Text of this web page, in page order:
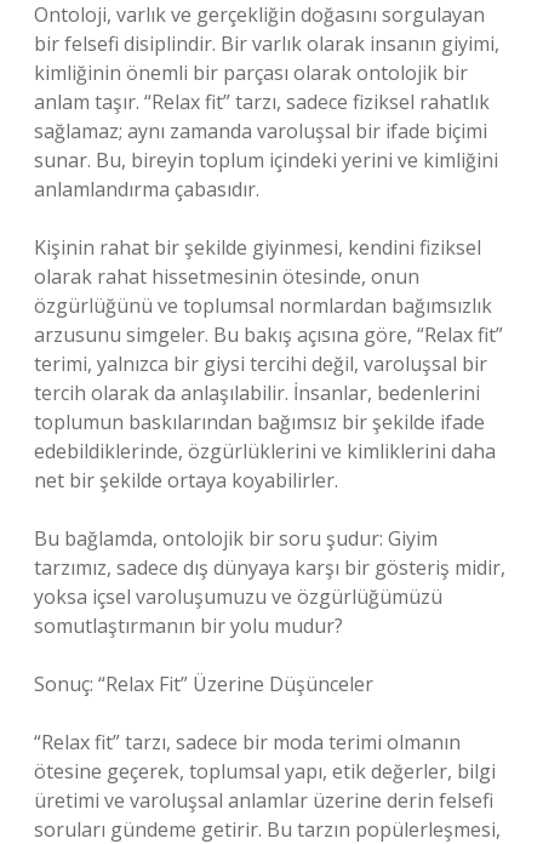
Ontoloji, varlık ve gerçekliğin doğasını sorgulayan
bir felsefi disiplindir. Bir varlık olarak insanın giyimi,
kimliğinin önemli bir parçası olarak ontolojik bir
anlam taşır. “Relax fit” tarzı, sadece fiziksel rahatlık
sağlamaz; aynı zamanda varoluşsal bir ifade biçimi
sunar. Bu, bireyin toplum içindeki yerini ve kimliğini
anlamlandırma çabasıdır.
Kişinin rahat bir şekilde giyinmesi, kendini fiziksel
olarak rahat hissetmesinin ötesinde, onun
özgürlüğünü ve toplumsal normlardan bağımsızlık
arzusunu simgeler. Bu bakış açısına göre, “Relax fit”
terimi, yalnızca bir giysi tercihi değil, varoluşsal bir
tercih olarak da anlaşılabilir. İnsanlar, bedenlerini
toplumun baskılarından bağımsız bir şekilde ifade
edebildiklerinde, özgürlüklerini ve kimliklerini daha
net bir şekilde ortaya koyabilirler.
Bu bağlamda, ontolojik bir soru şudur: Giyim
tarzımız, sadece dış dünyaya karşı bir gösteriş midir,
yoksa içsel varoluşumuzu ve özgürlüğümüzü
somutlaştırmanın bir yolu mudur?
Sonuç: “Relax Fit” Üzerine Düşünceler
“Relax fit” tarzı, sadece bir moda terimi olmanın
ötesine geçerek, toplumsal yapı, etik değerler, bilgi
üretimi ve varoluşsal anlamlar üzerine derin felsefi
soruları gündeme getirir. Bu tarzın popülerleşmesi,